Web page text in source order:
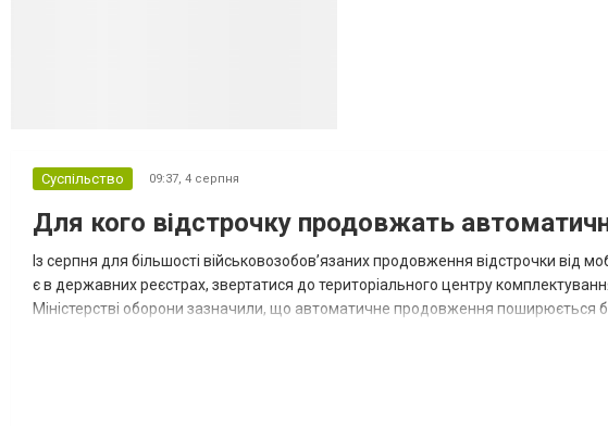
Суспільство 09:37, 4 серпня
Для кого відстрочку продовжать
Із серпня для більшості військовозобов’язаних продовження відстрочки від
є в державних реєстрах, звертатися до територіального центру
Міністерстві оборони зазначили, що автоматичне продовження поширюється